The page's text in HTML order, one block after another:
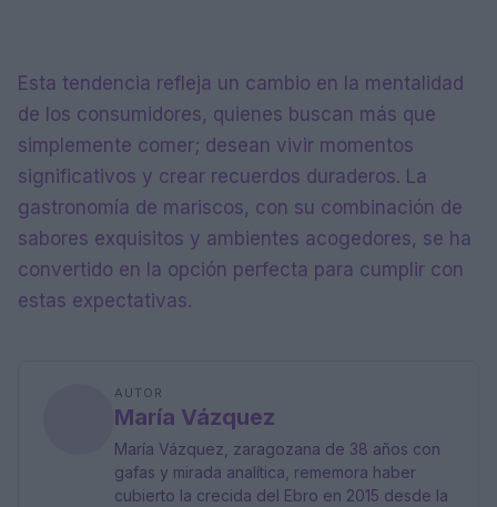
Esta tendencia refleja un cambio en la mentalidad
de los consumidores, quienes buscan más que
simplemente comer; desean vivir momentos
significativos y crear recuerdos duraderos. La
gastronomía de mariscos, con su combinación de
sabores exquisitos y ambientes acogedores, se ha
convertido en la opción perfecta para cumplir con
estas expectativas.
AUTOR
María Vázquez
María Vázquez, zaragozana de 38 años con
gafas y mirada analítica, rememora haber
cubierto la crecida del Ebro en 2015 desde la